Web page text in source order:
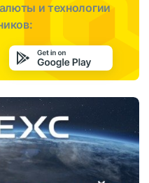
и технологии